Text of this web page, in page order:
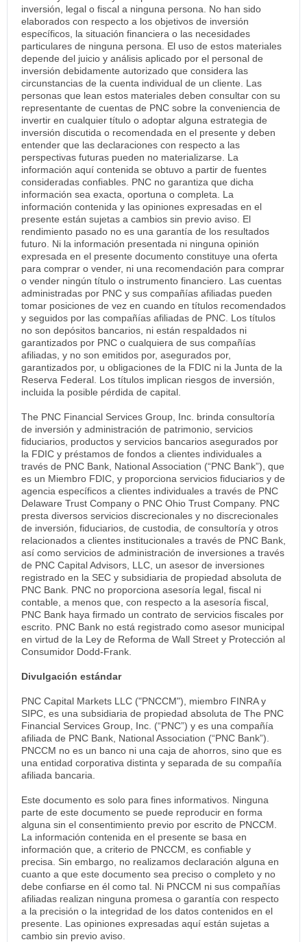
inversión, legal o fiscal a ninguna persona. No han sido
elaborados con respecto a los objetivos de inversión
específicos, la situación financiera o las necesidades
particulares de ninguna persona. El uso de estos materiales
depende del juicio y análisis aplicado por el personal de
inversión debidamente autorizado que considera las
circunstancias de la cuenta individual de un cliente. Las
personas que lean estos materiales deben consultar con su
representante de cuentas de PNC sobre la conveniencia de
invertir en cualquier título o adoptar alguna estrategia de
inversión discutida o recomendada en el presente y deben
entender que las declaraciones con respecto a las
perspectivas futuras pueden no materializarse. La
información aquí contenida se obtuvo a partir de fuentes
consideradas confiables. PNC no garantiza que dicha
información sea exacta, oportuna o completa. La
información contenida y las opiniones expresadas en el
presente están sujetas a cambios sin previo aviso. El
rendimiento pasado no es una garantía de los resultados
futuro. Ni la información presentada ni ninguna opinión
expresada en el presente documento constituye una oferta
para comprar o vender, ni una recomendación para comprar
o vender ningún título o instrumento financiero. Las cuentas
administradas por PNC y sus compañías afiliadas pueden
tomar posiciones de vez en cuando en títulos recomendados
y seguidos por las compañías afiliadas de PNC. Los títulos
no son depósitos bancarios, ni están respaldados ni
garantizados por PNC o cualquiera de sus compañías
afiliadas, y no son emitidos por, asegurados por,
garantizados por, u obligaciones de la FDIC ni la Junta de la
Reserva Federal. Los títulos implican riesgos de inversión,
incluida la posible pérdida de capital.
The PNC Financial Services Group, Inc. brinda consultoría
de inversión y administración de patrimonio, servicios
fiduciarios, productos y servicios bancarios asegurados por
la FDIC y préstamos de fondos a clientes individuales a
través de PNC Bank, National Association (“PNC Bank”), que
es un Miembro FDIC, y proporciona servicios fiduciarios y de
agencia específicos a clientes individuales a través de PNC
Delaware Trust Company o PNC Ohio Trust Company. PNC
presta diversos servicios discrecionales y no discrecionales
de inversión, fiduciarios, de custodia, de consultoría y otros
relacionados a clientes institucionales a través de PNC Bank,
así como servicios de administración de inversiones a través
de PNC Capital Advisors, LLC, un asesor de inversiones
registrado en la SEC y subsidiaria de propiedad absoluta de
PNC Bank. PNC no proporciona asesoría legal, fiscal ni
contable, a menos que, con respecto a la asesoría fiscal,
PNC Bank haya firmado un contrato de servicios fiscales por
escrito. PNC Bank no está registrado como asesor municipal
en virtud de la Ley de Reforma de Wall Street y Protección al
Consumidor Dodd-Frank.
Divulgación estándar
PNC Capital Markets LLC ("PNCCM"), miembro FINRA y
SIPC, es una subsidiaria de propiedad absoluta de The PNC
Financial Services Group, Inc. (“PNC”) y es una compañía
afiliada de PNC Bank, National Association (“PNC Bank”).
PNCCM no es un banco ni una caja de ahorros, sino que es
una entidad corporativa distinta y separada de su compañía
afiliada bancaria.
Este documento es solo para fines informativos. Ninguna
parte de este documento se puede reproducir en forma
alguna sin el consentimiento previo por escrito de PNCCM.
La información contenida en el presente se basa en
información que, a criterio de PNCCM, es confiable y
precisa. Sin embargo, no realizamos declaración alguna en
cuanto a que este documento sea preciso o completo y no
debe confiarse en él como tal. Ni PNCCM ni sus compañías
afiliadas realizan ninguna promesa o garantía con respecto
a la precisión o la integridad de los datos contenidos en el
presente. Las opiniones expresadas aquí están sujetas a
cambio sin previo aviso.